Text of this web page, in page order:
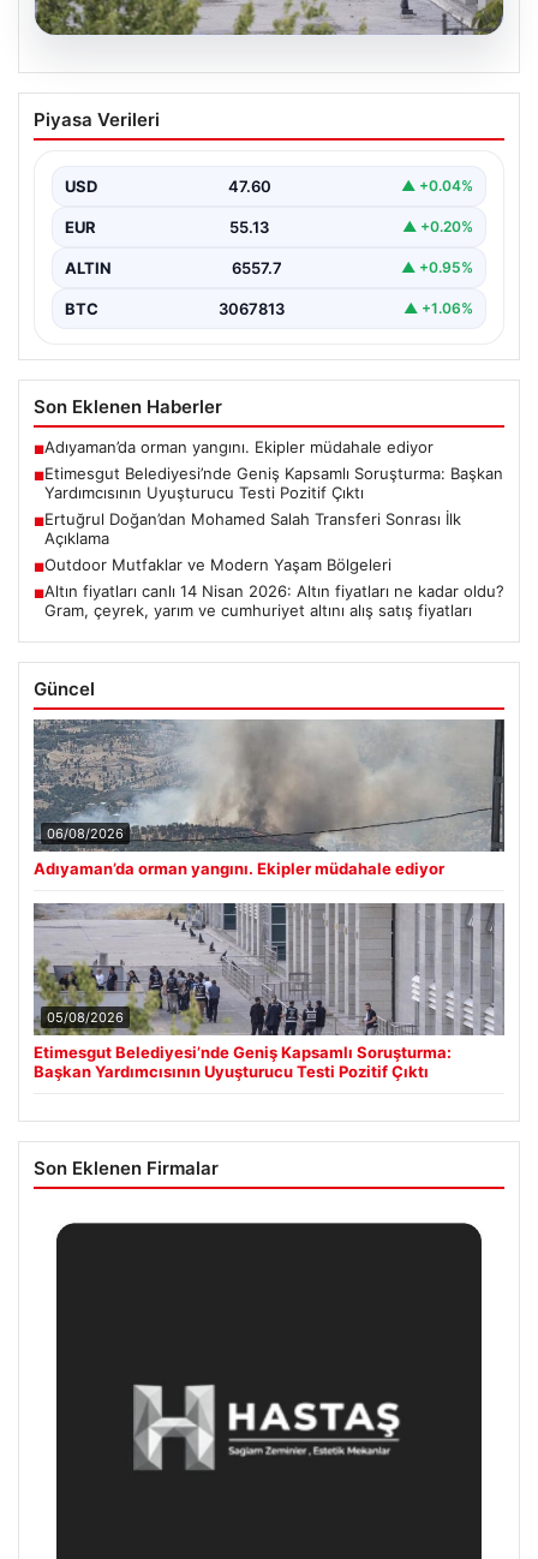
Etimesgut Belediyesi’nde Geniş
Kapsamlı Soruşturma: Başkan
Çıktı
Ankara'nın Etimesgut ilçesinde bulunan belediyeye
yönelik yürütülen kapsamlı soruşturma kapsamında
Piyasa Verileri
USD 47.60 ▲ +0.04%
EUR 55.13 ▲ +0.20%
ALTIN 6557.7 ▲ +0.95%
BTC 3067813 ▲ +1.06%
Son Eklenen Haberler
■Adıyaman’da orman yangını. Ekipler müdahale ediyor
■Etimesgut Belediyesi’nde Geniş Kapsamlı Soruşturma: Başkan
Yardımcısının Uyuşturucu Testi Pozitif Çıktı
■Ertuğrul Doğan’dan Mohamed Salah Transferi Sonrası İlk
Açıklama
■Outdoor Mutfaklar ve Modern Yaşam Bölgeleri
■Altın fiyatları canlı 14 Nisan 2026: Altın fiyatları ne kadar oldu?
Gram, çeyrek, yarım ve cumhuriyet altını alış satış fiyatları
Güncel
06/08/2026
Adıyaman’da orman yangını. Ekipler müdahale ediyor
05/08/2026
Etimesgut Belediyesi’nde Geniş Kapsamlı Soruşturma:
Başkan Yardımcısının Uyuşturucu Testi Pozitif Çıktı
Son Eklenen Firmalar